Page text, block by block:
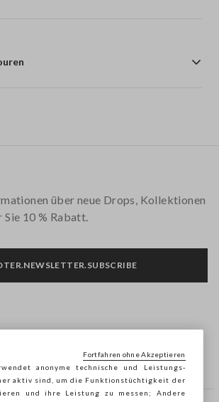
über neue Drops, Kollektionen
10 % Rabatt.
anonyme technische und Leistungs-
aktiv sind, um die Funktionstüchtigkeit der
und ihre Leistung zu messen; Andere
Fortfahren ohne Akzeptieren